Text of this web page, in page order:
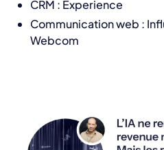
CRM : Experience
Communication web :
Webcom